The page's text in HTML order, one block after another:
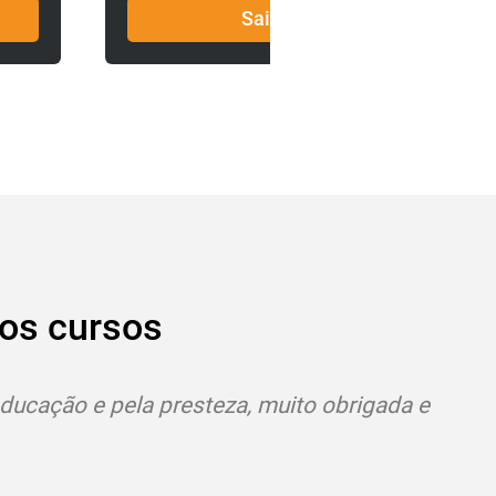
cursos